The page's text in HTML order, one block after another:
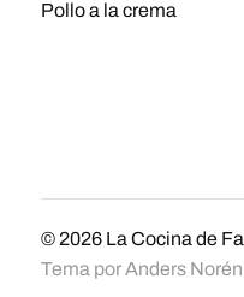
Pollo a la crema
© 2026 La Cocina de
Tema porAnders Norén